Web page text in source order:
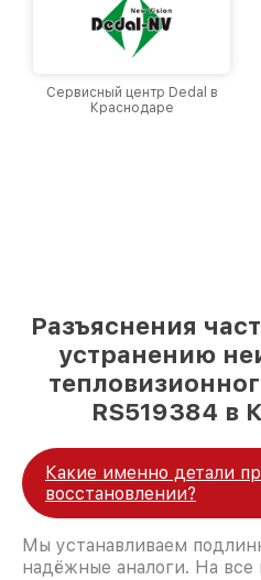
Сервисный центр Dedal в
Краснодаре
Разъяснения
устранению
RS519384 в
Какие именно детали
восстановлении?
Мы устанавливаем
надёжные аналоги. На